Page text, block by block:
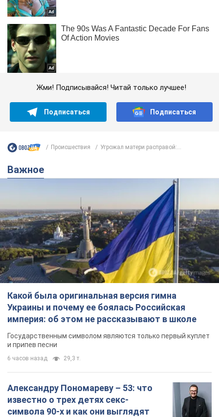
Жми! Подписывайся! Читай только лучшее!
Подписаться Подписаться
Происшествия Угрожал матери расправой:...
Важное
Какой была оригинальная версия гимна
Украины и почему ее боялась Российская
империя: об этом не рассказывают в школе
Государственным символом являются только первый куплет
и припев песни
6 часов назад 29,3 т.
Александру Пономареву – 53: что
известно о трех детях секс-
символа 90-х и как они выглядят